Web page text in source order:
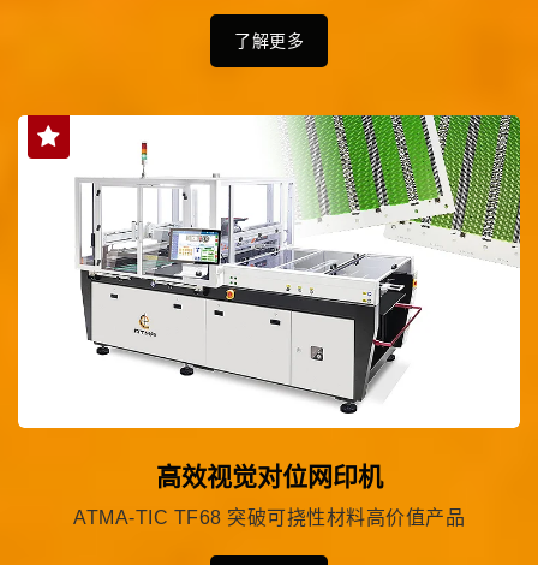
了解更多
高效视觉对位网印机
ATMA-TIC TF68 突破可挠性材料高价值产品